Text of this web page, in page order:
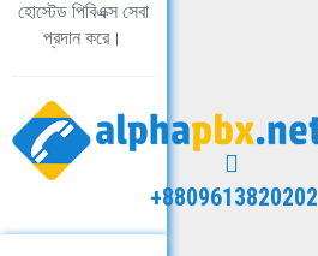
হোস্টেড পিবিএক্স সেবা
প্রদান করে।
+8809613820202